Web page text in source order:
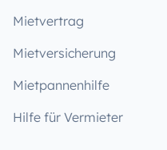
Mietvertrag
Mietversicherung
Mietpannenhilfe
Hilfe für Vermieter